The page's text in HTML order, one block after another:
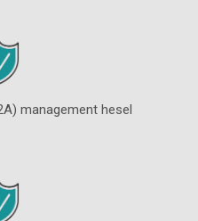
management hesel